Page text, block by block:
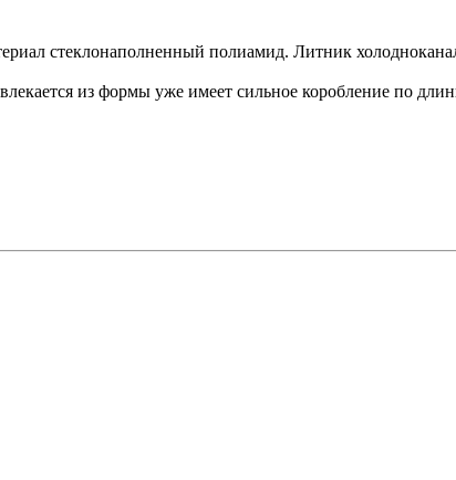
стеклонаполненный полиамид. Литник
из формы уже имеет сильное коробление по